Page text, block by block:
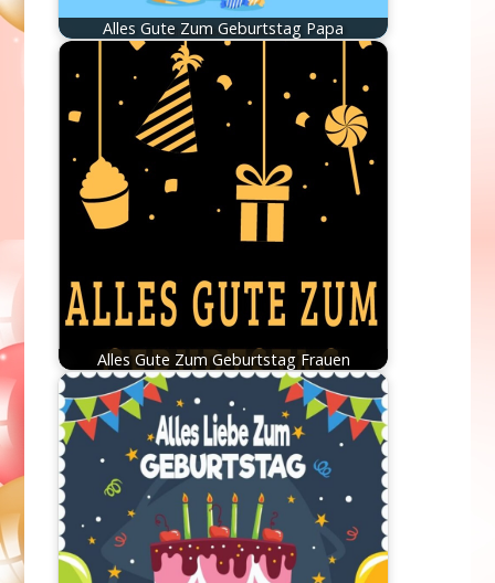
Alles Gute Zum Geburtstag Papa
Alles Gute Zum Geburtstag Frauen